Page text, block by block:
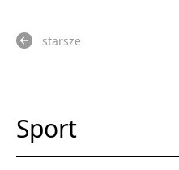
starsze
Sport